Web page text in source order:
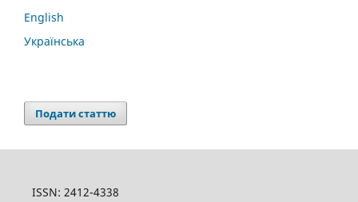
English
Українська
Подати статтю
ISSN: 2412-4338